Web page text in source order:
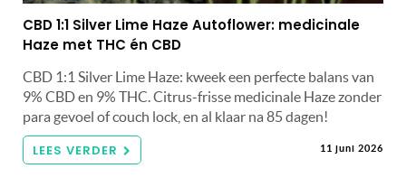
CBD 1:1 Silver Lime Haze Autoflower: medicinale
Haze met THC én CBD
CBD 1:1 Silver Lime Haze: kweek een perfecte balans van
9% CBD en 9% THC. Citrus-frisse medicinale Haze zonder
para gevoel of couch lock, en al klaar na 85 dagen!
LEES VERDER 11 juni 2026